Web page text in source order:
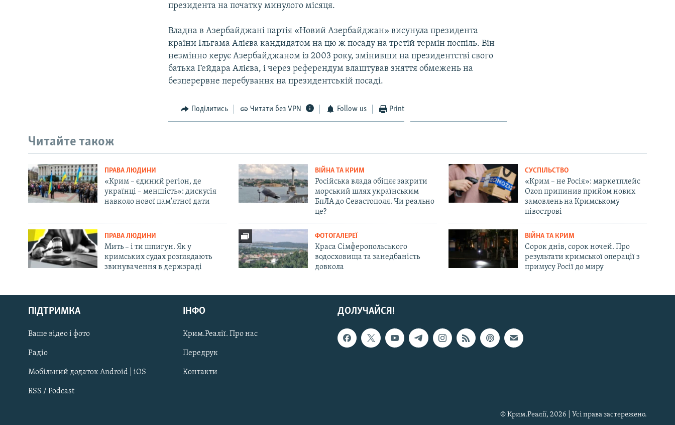
Русский
Qırımtatar
ДОЛУЧАЙСЯ!
президента на початку минулого місяця.
Владна в Азербайджані партія «Новий Азербайджан» висунула президента
країни Ільгама Алієва кандидатом на цю ж посаду на третій термін поспіль. Він
незмінно керує Азербайджаном із 2003 року, змінивши на президентстві свого
батька Гейдара Алієва, і через референдум влаштував зняття обмежень на
безперервне перебування на президентській посаді.
Поділитись Читати без VPN Follow us Print
Читайте також
ПРАВА ЛЮДИНИ
«Крим – єдиний регіон, де
українці – меншість»: дискусія
навколо нової пам'ятної дати
ВІЙНА ТА КРИМ
Російська влада обіцяє закрити
морський шлях українським
БпЛА до Севастополя. Чи реально
це?
СУСПІЛЬСТВО
«Крим – не Росія»: маркетплейс
Ozon припинив прийом нових
замовлень на Кримському
півострові
ПРАВА ЛЮДИНИ
Мить – і ти шпигун. Як у
кримських судах розглядають
звинувачення в держзраді
ФОТОГАЛЕРЕЇ
Краса Сімферопольського
водосховища та занедбаність
довкола
ВІЙНА ТА КРИМ
Сорок днів, сорок ночей. Про
результати кримської операції з
примусу Росії до миру
ДОЛУЧАЙСЯ!
ПІДТРИМКА
Ваше відео і фото
Радіо
Мобільний додаток Android | iOS
RSS / Podcast
ІНФО
Крим.Реалії. Про нас
Передрук
Контакти
© Крим.Реалії, 2026 | Усі права застережено.